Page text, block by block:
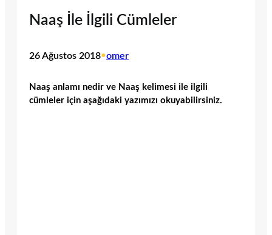
Naaş İle İlgili Cümleler
26 Ağustos 2018•omer
Naaş anlamı nedir ve Naaş kelimesi ile ilgili
cümleler için aşağıdaki yazımızı okuyabilirsiniz.